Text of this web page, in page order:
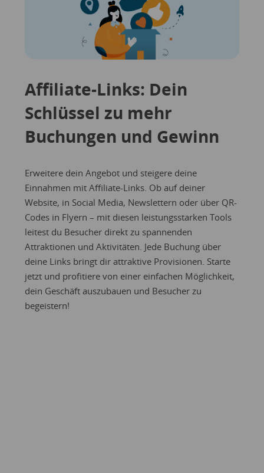
Affiliate-Links: Dein
Schlüssel zu mehr
Buchungen und Gewinn
Erweitere dein Angebot und steigere deine
Einnahmen mit Affiliate-Links. Ob auf deiner
Website, in Social Media, Newslettern oder über QR-
Codes in Flyern – mit diesen leistungsstarken Tools
leitest du Besucher direkt zu spannenden
Attraktionen und Aktivitäten. Jede Buchung über
deine Links bringt dir attraktive Provisionen. Starte
jetzt und profitiere von einer einfachen Möglichkeit,
dein Geschäft auszubauen und Besucher zu
begeistern!